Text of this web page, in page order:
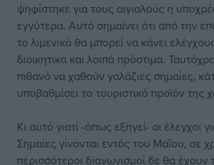
ψηφίστηκε για τους αιγιαλούς η
εγγύτερα. Αυτό σημαίνει ότι από την
το λιμενικό θα μπορεί να κάνει
διοικητικά και λοιπά πρόστιμα.
πιθανό να χαθούν γαλάζιες σημαίες,
υποβαθμίσει το τουριστικό προϊόν της
Κι αυτό γιατί -όπως εξηγεί- οι έλεγχοι
Σημαίες γίνονται εντός του Μαΐου, σε
περισσότεροι διαγωνισμοί δε θα έχουν